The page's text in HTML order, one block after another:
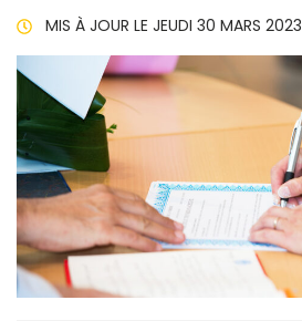
MIS À JOUR LE JEUDI 30 MARS 2023